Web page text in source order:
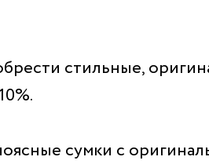
стильные,
сумки с